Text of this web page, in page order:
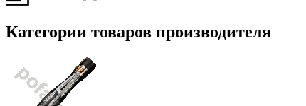
Категории товаров производителя